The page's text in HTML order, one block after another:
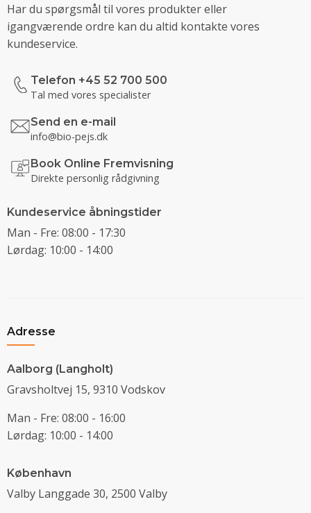
Har du spørgsmål til vores produkter eller
igangværende ordre kan du altid kontakte vores
kundeservice.
Telefon +45 52 700 500
Tal med vores specialister
Send en e-mail
info@bio-pejs.dk
Book Online Fremvisning
Direkte personlig rådgivning
Kundeservice åbningstider
Man - Fre: 08:00 - 17:30
Lørdag: 10:00 - 14:00
Adresse
Aalborg (Langholt)
Gravsholtvej 15, 9310 Vodskov
Man - Fre: 08:00 - 16:00
Lørdag: 10:00 - 14:00
København
Valby Langgade 30, 2500 Valby